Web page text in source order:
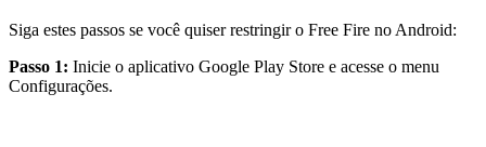
Siga estes passos se você quiser restringir o Free Fire no Android:
Passo 1: Inicie o aplicativo Google Play Store e acesse o menu
Configurações.